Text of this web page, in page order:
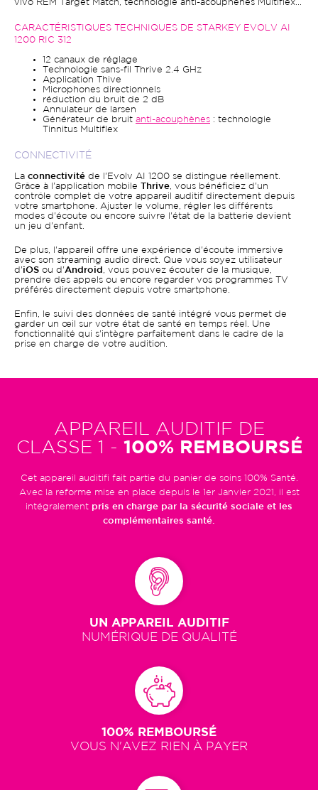
vivo REM Target Match, technologie anti-acouphènes Multiflex...
CARACTÉRISTIQUES TECHNIQUES DE STARKEY EVOLV AI
1200 RIC 312
12 canaux de réglage
Technologie sans-fil Thrive 2.4 GHz
Application Thive
Microphones directionnels
réduction du bruit de 2 dB
Annulateur de larsen
Générateur de bruit anti-acouphènes : technologie
Tinnitus Multiflex
CONNECTIVITÉ
La connectivité de l'Evolv AI 1200 se distingue réellement.
Grâce à l'application mobile
Thrive , vous bénéficiez d'un
contrôle complet de votre appareil auditif directement depuis
votre smartphone. Ajuster le volume, régler les différents
modes d'écoute ou encore suivre l'état de la batterie devient
un jeu d'enfant.
De plus, l'appareil offre une expérience d'écoute immersive
avec son streaming audio direct. Que vous soyez utilisateur
d'iOS ou d'Android
, vous pouvez écouter de la musique,
prendre des appels ou encore regarder vos programmes TV
préférés directement depuis votre smartphone.
Enfin, le suivi des données de santé intégré vous permet de
garder un œil sur votre état de santé en temps réel. Une
fonctionnalité qui s'intègre parfaitement dans le cadre de la
prise en charge de votre audition.
APPAREIL AUDITIF DE
CLASSE 1 - 100% REMBOURSÉ
Cet appareil auditifi fait partie du panier de soins 100% Santé.
Avec la reforme mise en place depuis le 1er Janvier 2021, il est
intégralement pris en charge par la sécurité sociale et les
complémentaires santé.
UN APPAREIL AUDITIF
NUMÉRIQUE DE QUALITÉ
100% REMBOURSÉ
VOUS N'AVEZ RIEN À PAYER